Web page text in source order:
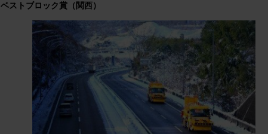
ベストブロック賞（関西）